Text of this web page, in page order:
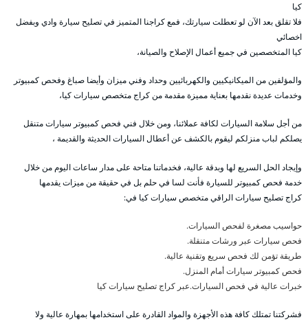
كيا
فلا تقلق بعد الآن لو تعطلت سيارتك، فمع كراجنا المتميز في تصليح سيارة وادي وبفضل
اخصائي
كيا المتخصصين في جميع أعمال الإصلاح والصيانة،
والمؤلفين من الميكانيكيين والكهربائيين وحداد وفني ميزان وأيضا صباغ وفحص كمبيوتر
وخدمات عديدة نقدمها بعناية مميزة مقدمة من كراج متخصص سيارات كيا،
من أجل سلامة السيارات لكافة عملائنا، ومن خلال فني فحص كمبيوتر سيارات متنقل
يصلكم لباب منزلكم ليقوم بالكشف عن أعطال السيارات الحديثة والقديمة ،
وإيجاد الحل السريع لها وبدقة عالية، فخدماتنا متاحة على مدار ساعات اليوم من خلال
خدمة فحص كمبيوتر للسيارة فأنت لسا في حلم بل في حقيقة من ميزات يقدمها
كراج تصليح سيارات الراقي متخصص سيارات كيا في:
حواسيب مصغرة لفحص السيارات.
فحص سيارات عبر ورشات متنقلة.
طريقة تؤمن لك فحص سريع وتقنية عالية.
فحص كمبيوتر سيارات أمام المنزل.
خبرات عالية في فحص السيارات.عبر كراج تصليح سيارات كيا
فشركتنا تمتلك كافة هذه الأجهزة والمواد القادرة على استخدامها بمهارة عالية ولا